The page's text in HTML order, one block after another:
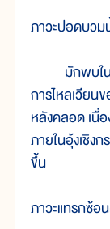
ภาวะปอดบวม
มักพบในช่
การไหลเวียน
หลังคลอด เนื่
ภายในอุ้งเชิง
ขึ้น
ภาวะแทรกซ้อ